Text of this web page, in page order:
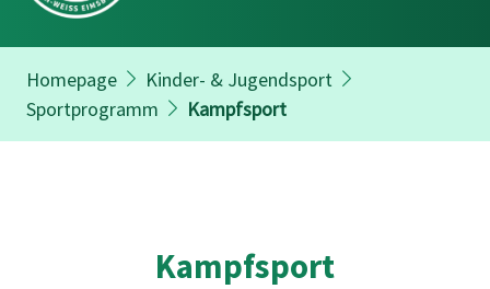
Homepage
Kinder- & Jugendsport
Sportprogramm
Kampfsport
Kampfsport